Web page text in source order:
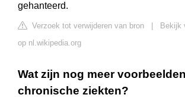
gehanteerd.
Verzoek tot verwijderen van bron
Bekijk
op nl.wikipedia.org
Wat zijn nog meer
chronische ziekten?